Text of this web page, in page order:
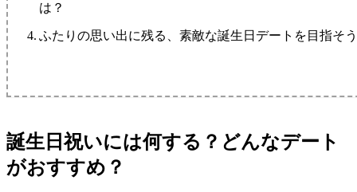
は？
ふたりの思い出に残る、素敵な誕生日デートを目指そ
誕生日祝いには何する？どんなデート
がおすすめ？